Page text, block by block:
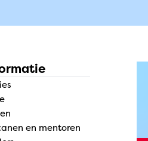
en mentoren